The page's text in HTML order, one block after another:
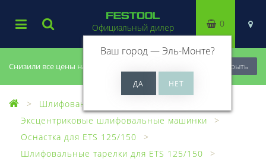
Снизили все цены на 20%, успей купить! Закрыть
Официальный дилер
Ваш город —Эль-Монте?
0
Шлифование
Эксцентриковые шлифовальные машинки
Оснастка для ETS 125/150
Шлифовальные тарелки для ETS 125/150